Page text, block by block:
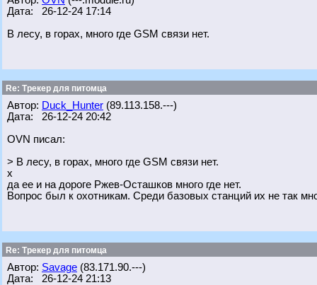
Дата: 26-12-24 17:14
В лесу, в горах, много где GSM связи нет.
Re: Трекер для питомца
Автор: Duck_Hunter (89.113.158.---)
Дата: 26-12-24 20:42
OVN писал:
> В лесу, в горах, много где GSM связи нет.
х
да ее и на дороге Ржев-Осташков много где нет.
Вопрос был к охотникам. Среди базовых станций их не так
Re: Трекер для питомца
Автор: Savage (83.171.90.---)
Дата: 26-12-24 21:13